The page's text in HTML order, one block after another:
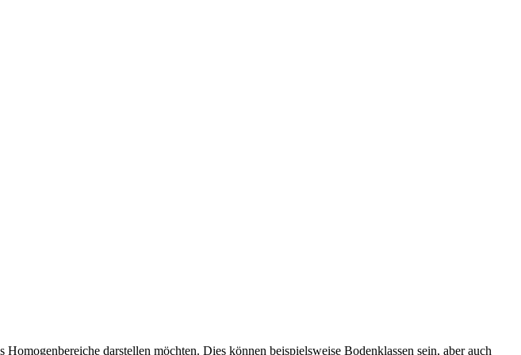
darstellen möchten. Dies können beispielsweise Bodenklassen sein, aber auch